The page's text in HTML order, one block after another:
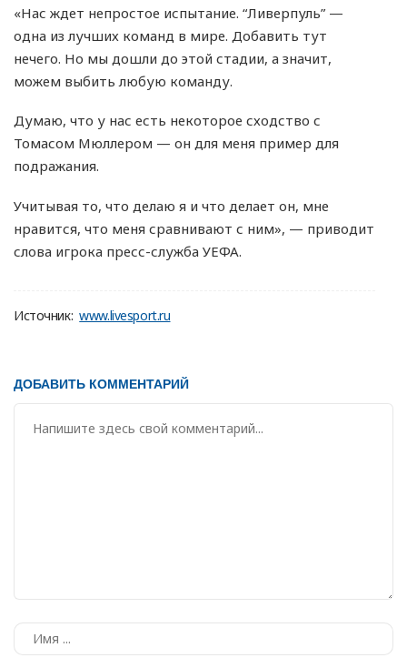
«Нас ждет непростое испытание. “Ливерпуль” —
одна из лучших команд в мире. Добавить тут
нечего. Но мы дошли до этой стадии, а значит,
можем выбить любую команду.
Думаю, что у нас есть некоторое сходство с
Томасом Мюллером — он для меня пример для
подражания.
Учитывая то, что делаю я и что делает он, мне
нравится, что меня сравнивают с ним», — приводит
слова игрока пресс-служба УЕФА.
Источник: www.livesport.ru
ДОБАВИТЬ КОММЕНТАРИЙ